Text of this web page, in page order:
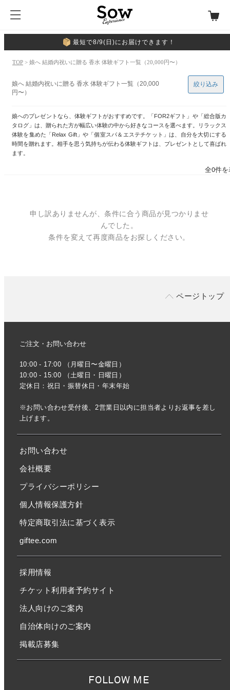
最短で8/9(日)にお届けできます！
TOP > 娘へ 結婚内祝いに贈る 香水 体験ギフト一覧（20,000円〜）
娘へ 結婚内祝いに贈る 香水 体験ギフト一覧（20,000
円〜）
娘へのプレゼントなら、体験ギフトがおすすめです。「FOR2ギフト」や「総合版カ
タログ」は、贈られた方が幅広い体験の中から好きなコースを選べます。リラックス
体験を集めた「Relax Gift」や「個室スパ＆エステチケット」は、自分を大切にする
時間を贈れます。相手を思う気持ちが伝わる体験ギフトは、プレゼントとして喜ばれ
ます。
絞り込み
全0件
申し訳ありませんが、条件に合う商品が見つかりませ
んでした。
条件を変えて再度商品をお探しください。
ページトップ
ご注文・お問い合わせ
10:00 - 17:00 （月曜日〜金曜日）
10:00 - 15:00 （土曜日・日曜日）
定休日：祝日・振替休日・年末年始
※お問い合わせ受付後、2営業日以内に担当者よりお返事を差し
上げます。
お問い合わせ
会社概要
プライバシーポリシー
個人情報保護方針
特定商取引法に基づく表示
giftee.com
採用情報
チケット利用者予約サイト
法人向けのご案内
自治体向けのご案内
掲載店募集
FOLLOW ME